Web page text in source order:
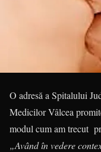
O adresă a Spitalului
Medicilor Vâlcea
modul cum am trecut
„Având în vedere